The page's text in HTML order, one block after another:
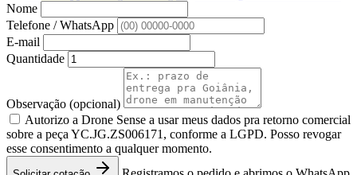
Nome
Telefone / WhatsApp
E-mail
Quantidade
Observação (opcional)
Autorizo a Drone Sense a usar meus dados pra retorno comercial
sobre a peça YC.JG.ZS006171, conforme a LGPD. Posso revogar
esse consentimento a qualquer momento.